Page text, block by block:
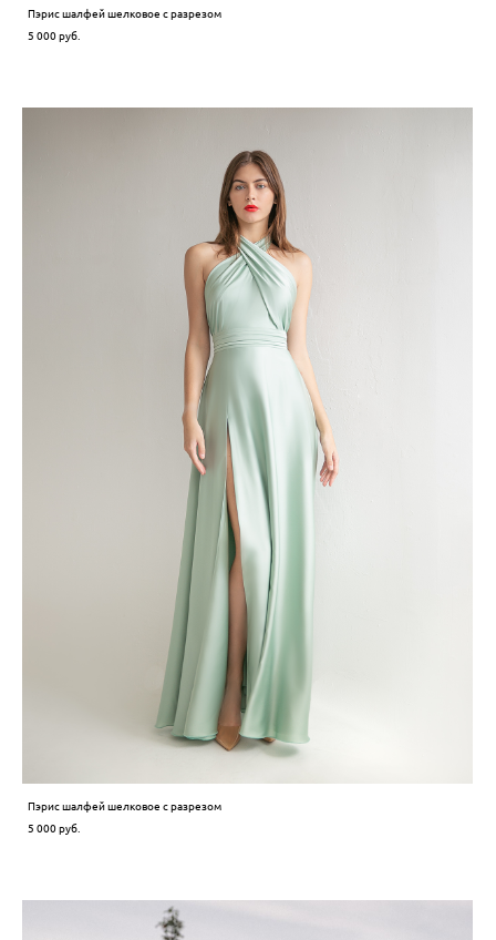
Пэрис шалфей шелковое с разрезом
5 000 pуб.
Пэрис шалфей шелковое с разрезом
5 000 pуб.